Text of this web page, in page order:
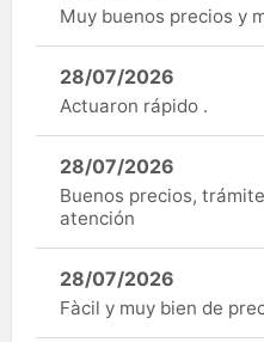
Muy buenos precios y
28/07/2026
Actuaron rápido .
28/07/2026
Buenos precios,
atención
28/07/2026
Fàcil y muy bien de